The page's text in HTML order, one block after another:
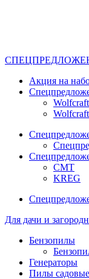
Акция на
CMT
KREG
Для дачи и
Бензопилы
Генераторы
Пилы садовые